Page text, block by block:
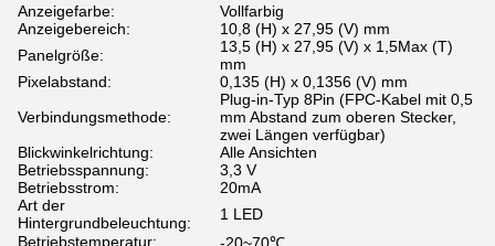
Anzeigefarbe:
Vollfarbig
Anzeigebereich:
10,8 (H) x 27,95 (V) mm
Panelgröße:
13,5 (H) x 27,95 (V) x 1,5Max (T)
mm
Pixelabstand:
0,135 (H) x 0,1356 (V) mm
Verbindungsmethode:
Plug-in-Typ 8Pin (FPC-Kabel mit 0,5
mm Abstand zum oberen Stecker,
zwei Längen verfügbar)
Blickwinkelrichtung:
Alle Ansichten
Betriebsspannung:
3,3 V
Betriebsstrom:
20mA
Art der
Hintergrundbeleuchtung:
1 LED
Betriebstemperatur: